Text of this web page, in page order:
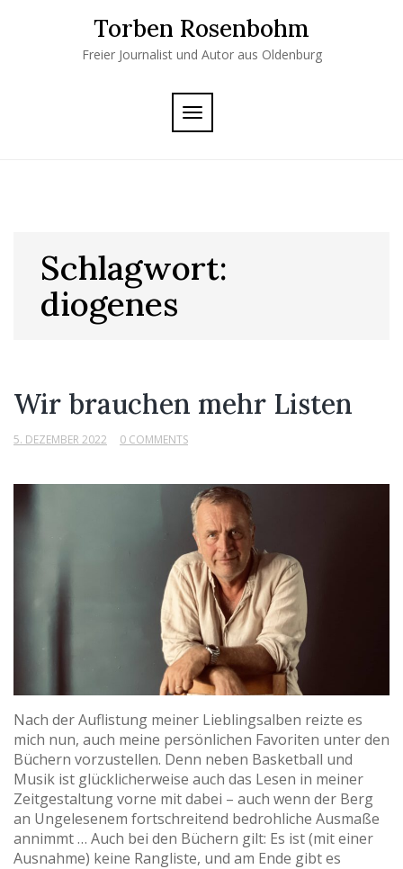
Torben Rosenbohm
Freier Journalist und Autor aus Oldenburg
TOGGLE
NAVIGATION
Schlagwort:
diogenes
Wir brauchen mehr Listen
5. DEZEMBER 2022 0 COMMENTS
Nach der Auflistung meiner Lieblingsalben reizte es
mich nun, auch meine persönlichen Favoriten unter den
Büchern vorzustellen. Denn neben Basketball und
Musik ist glücklicherweise auch das Lesen in meiner
Zeitgestaltung vorne mit dabei – auch wenn der Berg
an Ungelesenem fortschreitend bedrohliche Ausmaße
annimmt … Auch bei den Büchern gilt: Es ist (mit einer
Ausnahme) keine Rangliste, und am Ende gibt es